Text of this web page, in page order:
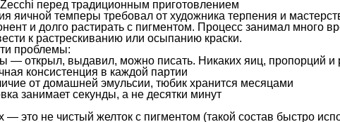
перед традиционным приготовлением
яичной темперы требовал от художника терпения и
и долго растирать с пигментом. Процесс занимал много
к растрескиванию или осыпанию краски.
проблемы:
— открыл, выдавил, можно писать. Никаких яиц, пропорций и
консистенция в каждой партии
от домашней эмульсии, тюбик хранится месяцами
занимает секунды, а не десятки минут
— это не чистый желток с пигментом (такой состав быстро